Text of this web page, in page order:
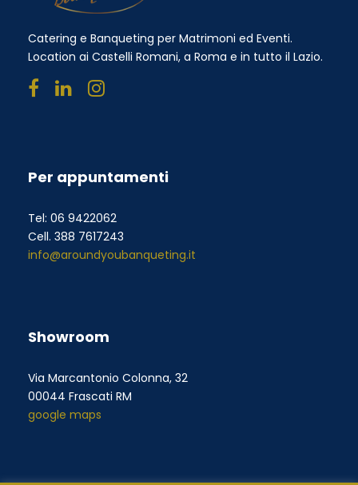
Catering e Banqueting per Matrimoni ed Eventi.
Location ai Castelli Romani, a Roma e in tutto il Lazio.
Per appuntamenti
Tel: 06 9422062
Cell. 388 7617243
info@aroundyoubanqueting.it
Showroom
Via Marcantonio Colonna, 32
00044 Frascati RM
google maps